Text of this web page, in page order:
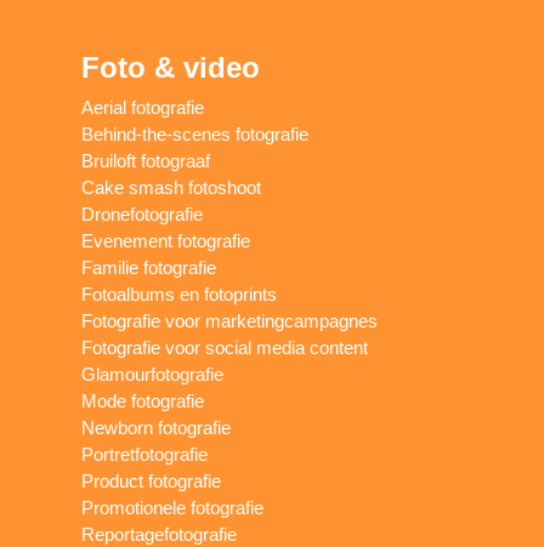
Foto & video
Aerial fotografie
Behind-the-scenes fotografie
Bruiloft fotograaf
Cake smash fotoshoot
Dronefotografie
Evenement fotografie
Familie fotografie
Fotoalbums en fotoprints
Fotografie voor marketingcampagnes
Fotografie voor social media content
Glamourfotografie
Mode fotografie
Newborn fotografie
Portretfotografie
Product fotografie
Promotionele fotografie
Reportagefotografie